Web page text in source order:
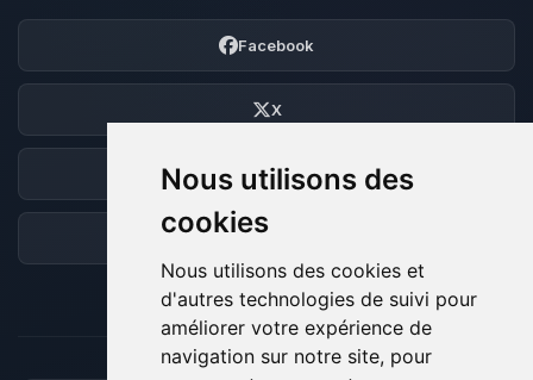
Nous utilisons des
cookies
Nous utilisons des cookies et
d'autres technologies de suivi pour
améliorer votre expérience de
navigation sur notre site, pour
Facebook
X
Discord
Forum